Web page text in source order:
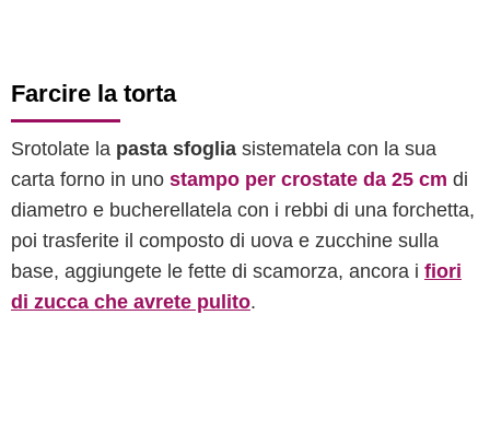
Farcire la torta
Srotolate la pasta sfoglia sistematela con la sua
carta forno in uno stampo per crostate da 25 cm di
diametro e bucherellatela con i rebbi di una forchetta,
poi trasferite il composto di uova e zucchine sulla
base, aggiungete le fette di scamorza, ancora i fiori
di zucca che avrete pulito.